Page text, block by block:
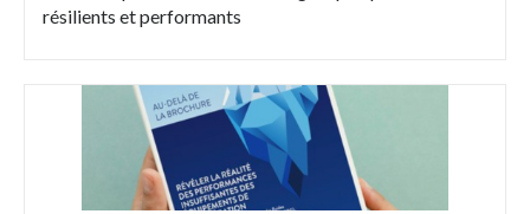
résilients et performants